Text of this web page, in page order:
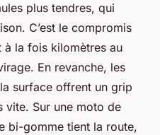
plus tendres, qui
C’est le compromis
à la fois kilomètres au
En revanche, les
surface offrent un grip
vite. Sur une moto de
bi-gomme tient la route,